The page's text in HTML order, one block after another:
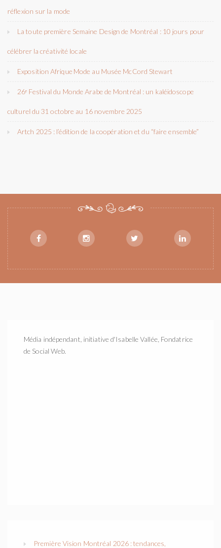
réflexion sur la mode
La toute première Semaine Design de Montréal : 10 jours pour
célébrer la créativité locale
Exposition Afrique Mode au Musée McCord Stewart
26ᵉ Festival du Monde Arabe de Montréal : un kaléidoscope
culturel du 31 octobre au 16 novembre 2025
Artch 2025 : l’édition de la coopération et du “faire ensemble”
Média indépendant, initiative d'Isabelle Vallée, Fondatrice
de Social Web.
Première Vision Montréal 2026 : tendances,